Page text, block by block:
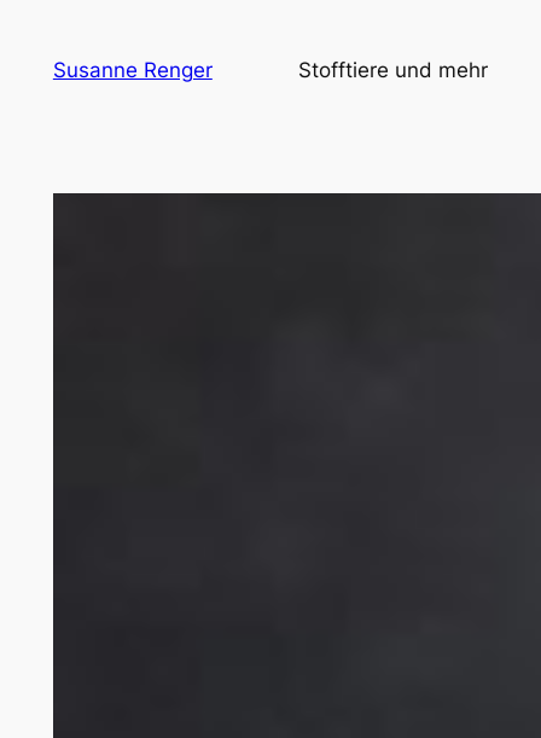
Inhalt
springen
Susanne Renger Stofftiere und mehr